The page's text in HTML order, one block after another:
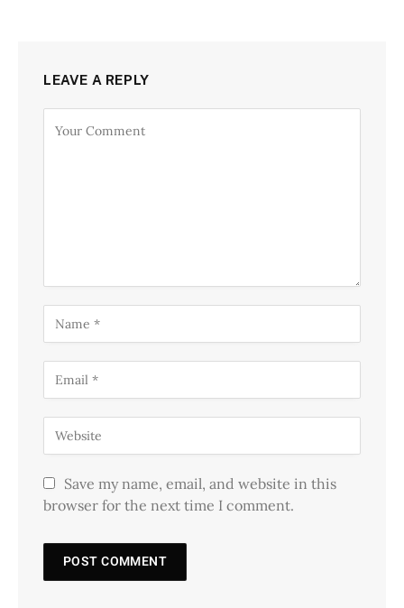
LEAVE A REPLY
Save my name, email, and website in this
browser for the next time I comment.